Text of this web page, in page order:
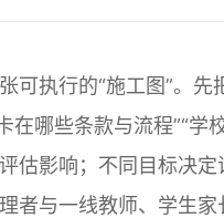
可执行的“施工图”。
在哪些条款与流程”“
估影响；不同目标决
者与一线教师、学生